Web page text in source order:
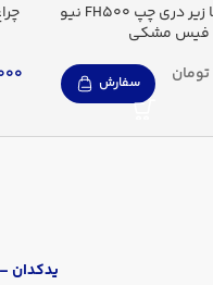
چراغ راهنما زیر دری چپ FH500 نیو
فیس مشکی
تومان سفارش
یدکدان